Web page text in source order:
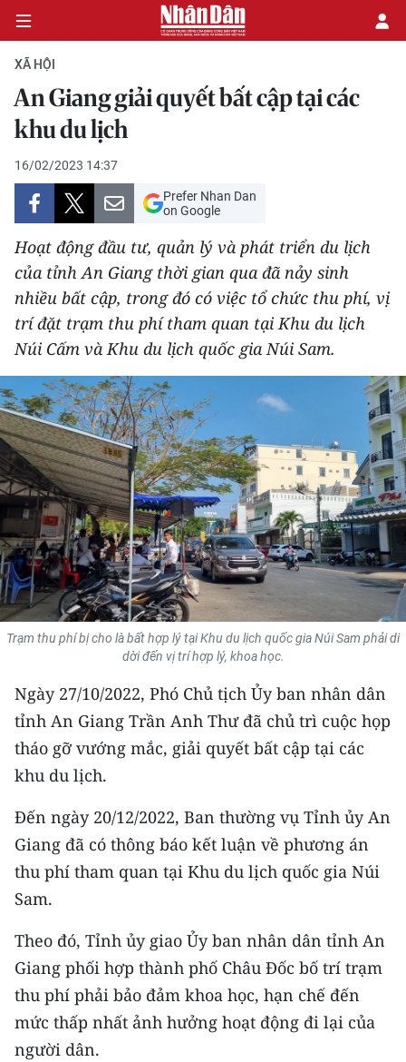
CHÍNH TRỊ
KINH TẾ
VĂN HÓA
XÃ HỘI
PHÁP LUẬT
DU LỊCH
THẾ GIỚI
THỂ THAO
GIÁO DỤC
Y TẾ
KHOA HỌC - CÔNG NGHỆ
MÔI TRƯỜNG
BẠN ĐỌC
KIỂM CHỨNG THÔNG TIN
TRI THỨC CHUYÊN SÂU
54 DÂN TỘC VIỆT NAM
CHƯƠNG TRÌNH OCOP - MỖI XÃ
MỘT SẢN PHẨM
RADIO
MEDIA CENTER
E-Magazine
Video
XÃ HỘI
An Giang giải quyết bất cập tại các
khu du lịch
16/02/2023 14:37
Prefer Nhan Dan
on Google
Hoạt động đầu tư, quản lý và phát triển du lịch
của tỉnh An Giang thời gian qua đã nảy sinh
nhiều bất cập, trong đó có việc tổ chức thu phí, vị
trí đặt trạm thu phí tham quan tại Khu du lịch
Núi Cấm và Khu du lịch quốc gia Núi Sam.
Trạm thu phí bị cho là bất hợp lý tại Khu du lịch quốc gia Núi Sam phải di
dời đến vị trí hợp lý, khoa học.
Ngày 27/10/2022, Phó Chủ tịch Ủy ban nhân dân
tỉnh An Giang Trần Anh Thư đã chủ trì cuộc họp
tháo gỡ vướng mắc, giải quyết bất cập tại các
khu du lịch.
Đến ngày 20/12/2022, Ban thường vụ Tỉnh ủy An
Giang đã có thông báo kết luận về phương án
thu phí tham quan tại Khu du lịch quốc gia Núi
Sam.
Theo đó, Tỉnh ủy giao Ủy ban nhân dân tỉnh An
Giang phối hợp thành phố Châu Đốc bố trí trạm
thu phí phải bảo đảm khoa học, hạn chế đến
mức thấp nhất ảnh hưởng hoạt động đi lại của
người dân.